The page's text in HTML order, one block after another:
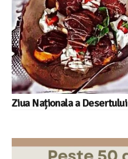
Ziua Naționala a Desertului